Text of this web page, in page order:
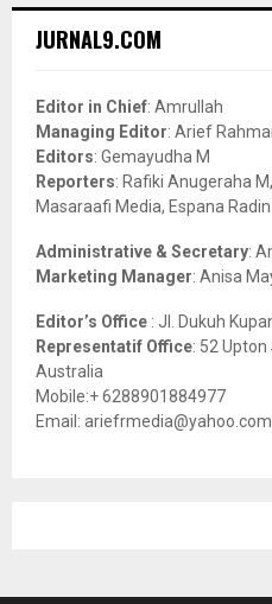
h
o
r
:
JURNAL9.COM
Editor in Chief: Amrullah
Managing Editor: Arief
Editors: Gemayudha M
Reporters: Rafiki Anugeraha
Masaraafi Media, Espana
Administrative & Secretary:
Marketing Manager: Anisa
Editor’s Office : Jl. Dukuh
Representatif Office: 52
Australia
Mobile:+ 6288901884977
Email: ariefrmedia@yahoo.com